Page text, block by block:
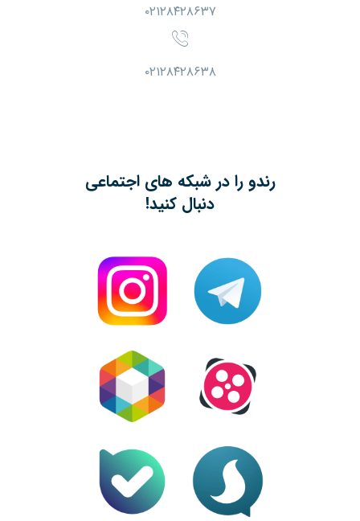
۰۲۱۲۸۴۲۸۶۳۷
۰۲۱۲۸۴۲۸۶۳۸
رندو را در شبکه های اجتماعی
دنبال کنید!